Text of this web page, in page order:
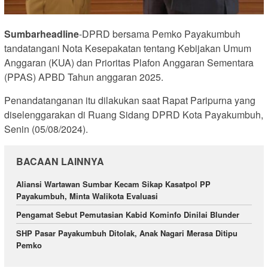
Sumbarheadline-DPRD bersama Pemko Payakumbuh
tandatangani Nota Kesepakatan tentang Kebijakan Umum
Anggaran (KUA) dan Prioritas Plafon Anggaran Sementara
(PPAS) APBD Tahun anggaran 2025.
Penandatanganan itu dilakukan saat Rapat Paripurna yang
diselenggarakan di Ruang Sidang DPRD Kota Payakumbuh,
Senin (05/08/2024).
BACAAN LAINNYA
Aliansi Wartawan Sumbar Kecam Sikap Kasatpol PP
Payakumbuh, Minta Walikota Evaluasi
Pengamat Sebut Pemutasian Kabid Kominfo Dinilai Blunder
SHP Pasar Payakumbuh Ditolak, Anak Nagari Merasa Ditipu
Pemko